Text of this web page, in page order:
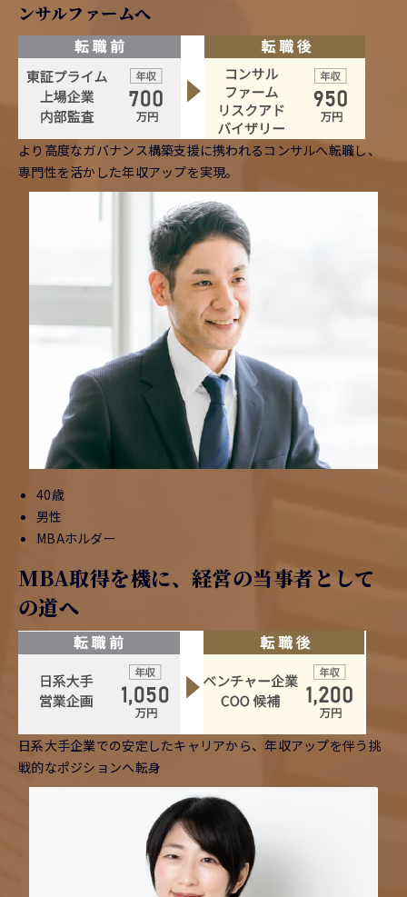
ンサルファームへ
より高度なガバナンス構築支援に携われるコンサルへ転職し、
専門性を活かした年収アップを実現。
40歳
男性
MBAホルダー
MBA取得を機に、経営の当事者として
の道へ
日系大手企業での安定したキャリアから、年収アップを伴う挑
戦的なポジションへ転身